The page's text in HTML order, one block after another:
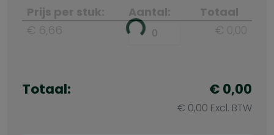
Prijs per stuk: Aantal:
Totaal
€ 6,66
€ 0,00
Totaal: € 0,00
€ 0,00 Excl. BTW